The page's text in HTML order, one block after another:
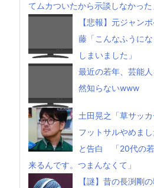
てムカついたから示談しなかった
【悲報】元ジャン
藤「こんなふうにな
しまいました」
最近の若年、芸能
然知らないwww
土田晃之「草サッカ
フットサルやめまし
と告白 「20代の
来るんです。つまんなくて」
【謎】昔の長渕剛